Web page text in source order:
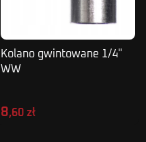
Kolano gwintowane 1/4"
WW
8,60 zł